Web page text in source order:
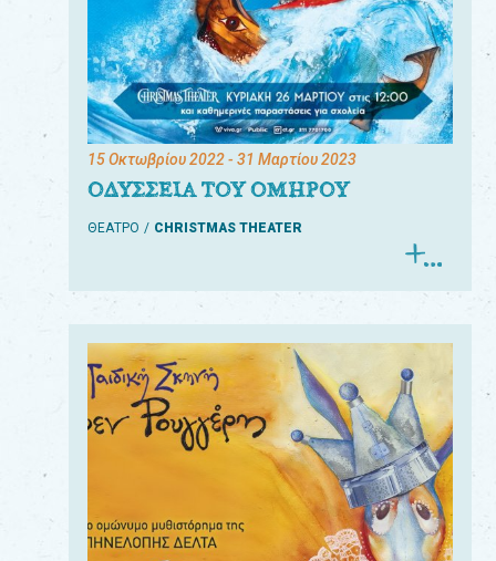
15 Οκτωβρίου 2022- 31 Μαρτίου 2023
ΟΔΥΣΣΕΙΑ ΤΟΥ ΟΜΗΡΟΥ
ΘΕΑΤΡΟ CHRISTMAS THEATER